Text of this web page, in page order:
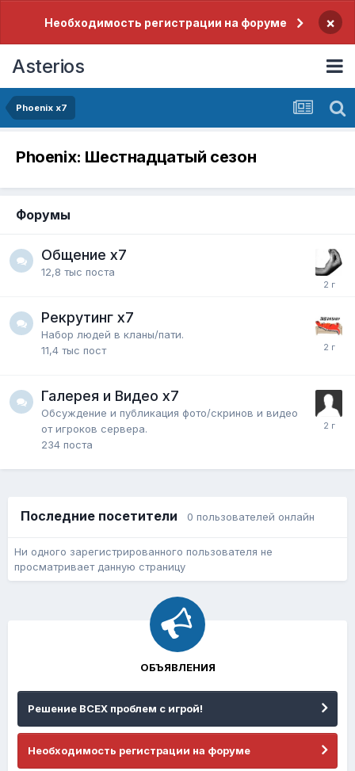
Необходимость регистрации на форуме ×
Asterios
Phoenix x7
Phoenix: Шестнадцатый сезон
Форумы
Общение x7
12,8 тыс поста
Рекрутинг х7
Набор людей в кланы/пати.
11,4 тыс пост
Галерея и Видео x7
Обсуждение и публикация фото/скринов и видео
от игроков сервера.
234 поста
Последние посетители 0 пользователей онлайн
Ни одного зарегистрированного пользователя не
просматривает данную страницу
ОБЪЯВЛЕНИЯ
Решение ВСЕХ проблем с игрой!
Необходимость регистрации на форуме